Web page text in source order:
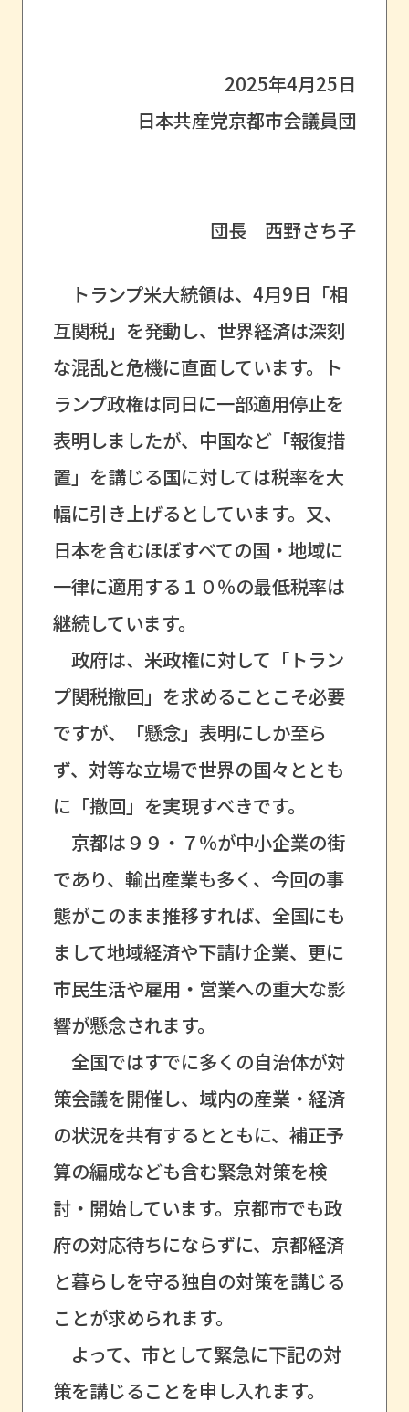
2025年4月25日
日本共産党京都市会議員団
団長 西野さち子
トランプ米大統領は、4月9日「相
互関税」を発動し、世界経済は深刻
な混乱と危機に直面しています。ト
ランプ政権は同日に一部適用停止を
表明しましたが、中国など「報復措
置」を講じる国に対しては税率を大
幅に引き上げるとしています。又、
日本を含むほぼすべての国・地域に
一律に適用する１０％の最低税率は
継続しています。
政府は、米政権に対して「トラン
プ関税撤回」を求めることこそ必要
ですが、「懸念」表明にしか至ら
ず、対等な立場で世界の国々ととも
に「撤回」を実現すべきです。
京都は９９・７％が中小企業の街
であり、輸出産業も多く、今回の事
態がこのまま推移すれば、全国にも
まして地域経済や下請け企業、更に
市民生活や雇用・営業への重大な影
響が懸念されます。
全国ではすでに多くの自治体が対
策会議を開催し、域内の産業・経済
の状況を共有するとともに、補正予
算の編成なども含む緊急対策を検
討・開始しています。京都市でも政
府の対応待ちにならずに、京都経済
と暮らしを守る独自の対策を講じる
ことが求められます。
よって、市として緊急に下記の対
策を講じることを申し入れます。